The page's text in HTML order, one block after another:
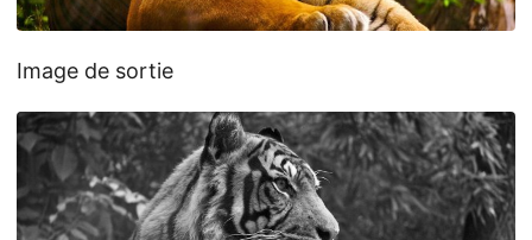
Image de sortie